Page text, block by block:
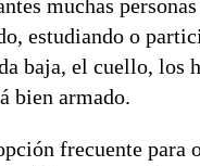
muchas
estudiando o
baja, el cuello, los
bien armado.
frecuente para